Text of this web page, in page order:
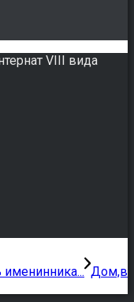
VIII вида
Дом,в